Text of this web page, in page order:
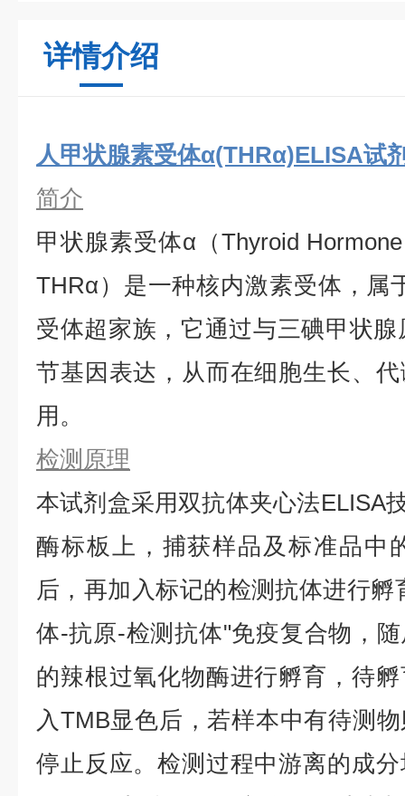
详情介绍
人甲状腺素受体α(THRα)ELISA试
简介
甲状腺素受体α（Thyroid
THRα）是一种核内激素受体，属
受体超家族，它通过与三碘甲状
节基因表达，从而在细胞生长、
用。
检测原理
本试剂盒采用双抗体夹心法ELISA
酶标板上，捕获样品及标准品中
后，再加入标记的检测抗体进行孵
体-抗原-检测抗体"免疫复合物，
的辣根过氧化物酶进行孵育，待
入TMB显色后，若样本中有待测
停止反应。检测过程中游离的成